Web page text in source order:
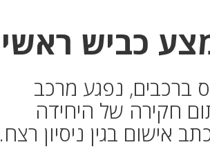
כביש ראשי
ברכבים, נפגע מרכב
חקירה של היחידה
אישום בגין ניסיון רצח.